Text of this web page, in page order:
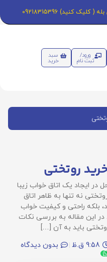
کنید) 09218315396
ورود/
ثبت نام
سبد
خرید
روتختی
در ایجاد یک اتاق خواب زیبا
نه تنها به ظاهر اتاق
راحتی و کیفیت خواب
در این مقاله به بررسی نکات
باید به آن […]
9:58 ق.ظ بدون دیدگاه